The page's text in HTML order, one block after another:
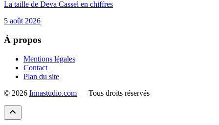
La taille de Deva Cassel en chiffres
5 août 2026
À propos
Mentions légales
Contact
Plan du site
© 2026 Innastudio.com — Tous droits réservés